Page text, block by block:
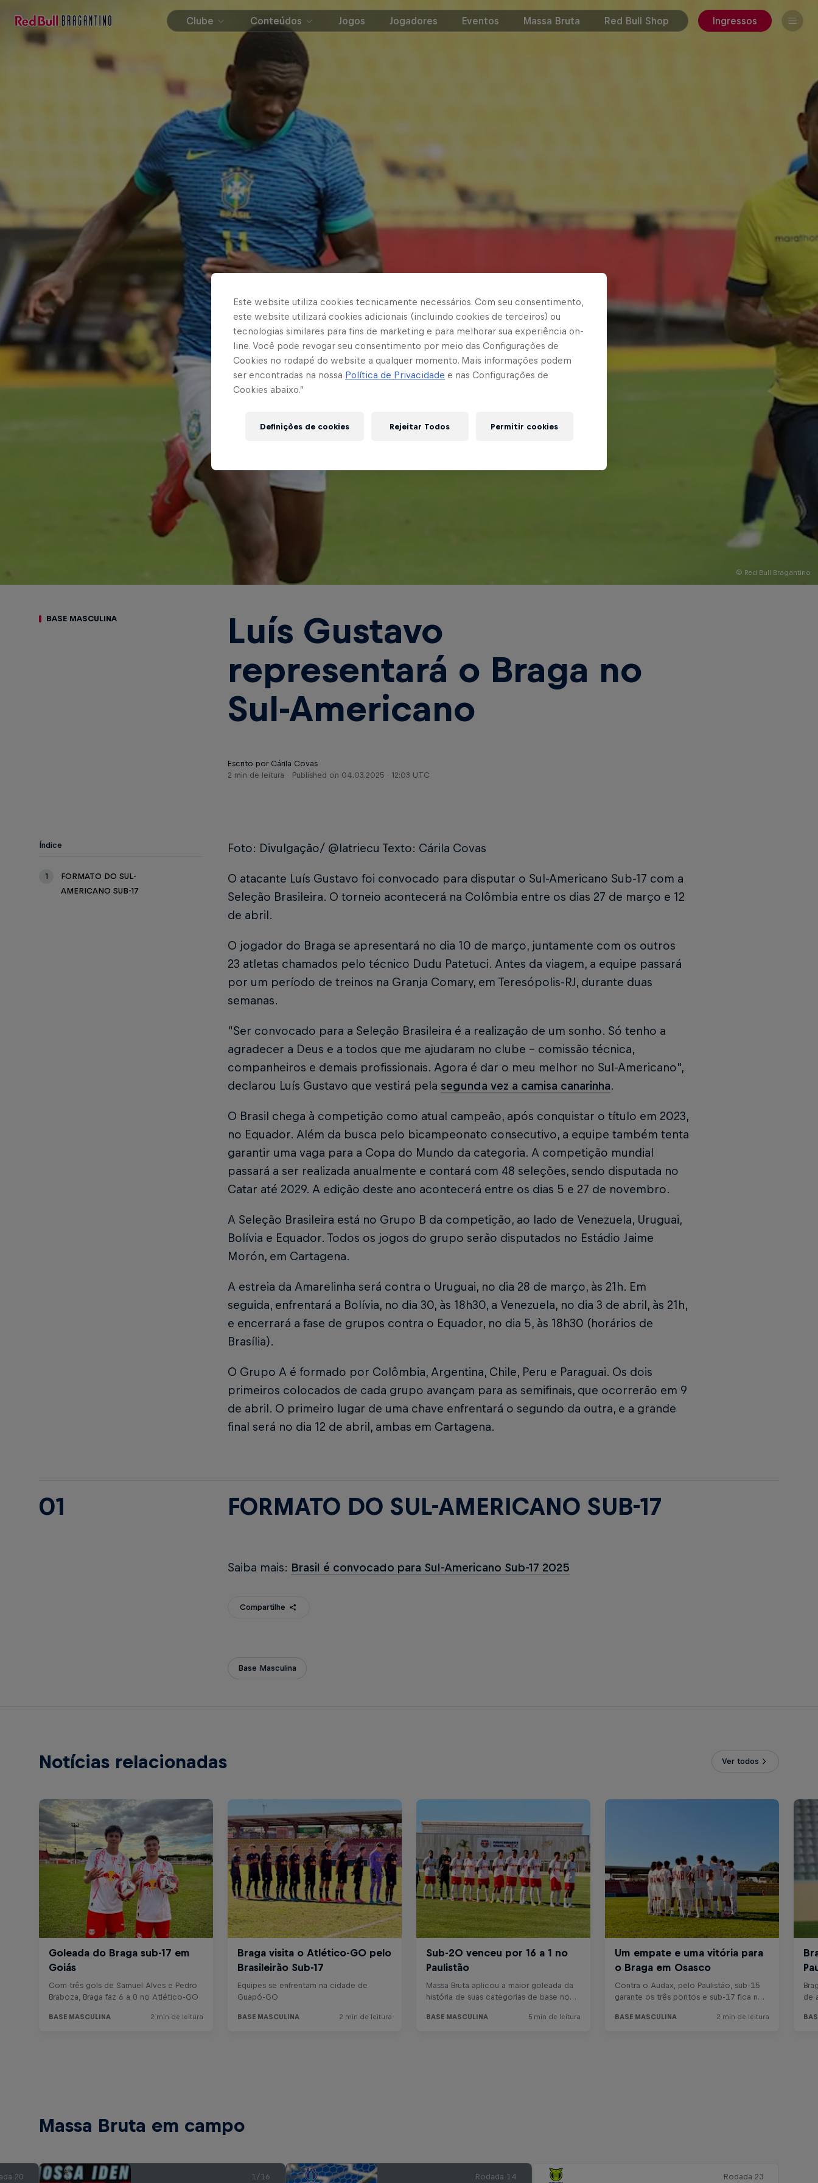
Clube Conteúdos Jogos Jogadores Eventos Massa Bruta Red Bull Shop Ingressos
© Red Bull Bragantino
BASE MASCULINA
Luís Gustavo
representará o Braga no
Sul-Americano
Escrito por Cárila Covas
2 min de leitura
Published on 04.03.2025 · 12:03 UTC
Índice
1
FORMATO DO SUL-
AMERICANO SUB-17
Foto: Divulgação/ @latriecu Texto: Cárila Covas
O atacante Luís Gustavo foi convocado para disputar o Sul-Americano Sub-17 com a
Seleção Brasileira. O torneio acontecerá na Colômbia entre os dias 27 de março e 12
de abril.
O jogador do Braga se apresentará no dia 10 de março, juntamente com os outros
23 atletas chamados pelo técnico Dudu Patetuci. Antes da viagem, a equipe passará
por um período de treinos na Granja Comary, em Teresópolis-RJ, durante duas
semanas.
"Ser convocado para a Seleção Brasileira é a realização de um sonho. Só tenho a
agradecer a Deus e a todos que me ajudaram no clube - comissão técnica,
companheiros e demais profissionais. Agora é dar o meu melhor no Sul-Americano",
declarou Luís Gustavo que vestirá pela segunda vez a camisa canarinha.
O Brasil chega à competição como atual campeão, após conquistar o título em 2023,
no Equador. Além da busca pelo bicampeonato consecutivo, a equipe também tenta
garantir uma vaga para a Copa do Mundo da categoria. A competição mundial
passará a ser realizada anualmente e contará com 48 seleções, sendo disputada no
Catar até 2029. A edição deste ano acontecerá entre os dias 5 e 27 de novembro.
A Seleção Brasileira está no Grupo B da competição, ao lado de Venezuela, Uruguai,
Bolívia e Equador. Todos os jogos do grupo serão disputados no Estádio Jaime
Morón, em Cartagena.
A estreia da Amarelinha será contra o Uruguai, no dia 28 de março, às 21h. Em
seguida, enfrentará a Bolívia, no dia 30, às 18h30, a Venezuela, no dia 3 de abril, às 21h,
e encerrará a fase de grupos contra o Equador, no dia 5, às 18h30 (horários de
Brasília).
O Grupo A é formado por Colômbia, Argentina, Chile, Peru e Paraguai. Os dois
primeiros colocados de cada grupo avançam para as semifinais, que ocorrerão em 9
de abril. O primeiro lugar de uma chave enfrentará o segundo da outra, e a grande
final será no dia 12 de abril, ambas em Cartagena.
01 FORMATO DO SUL-AMERICANO SUB-17
Saiba mais: Brasil é convocado para Sul-Americano Sub-17 2025
Compartilhe
Base Masculina
Notícias relacionadas Ver todos
Massa Bruta em campo
20 1/16 Rodada 14 Rodada 23
Este website utiliza cookies tecnicamente necessários. Com seu consentimento,
este website utilizará cookies adicionais (incluindo cookies de terceiros) ou
tecnologias similares para fins de marketing e para melhorar sua experiência on-
line. Você pode revogar seu consentimento por meio das Configurações de
Cookies no rodapé do website a qualquer momento. Mais informações podem
ser encontradas na nossa Política de Privacidade e nas Configurações de
Cookies abaixo.”
Definições de cookies Rejeitar Todos Permitir cookies